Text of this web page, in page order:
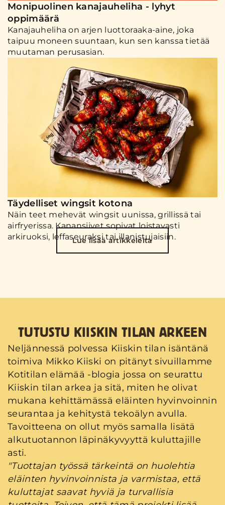
Monipuolinen kanajauheliha - lyhyt
oppimäärä
Kanajauheliha on arjen luottoraaka-aine, joka
taipuu moneen suuntaan, kun sen kanssa tietää
muutaman perusasian.
Täydelliset wingsit kotona
Näin teet mehevät wingsit uunissa, grillissä tai
airfryerissa. Kanansiivet sopivat loistavasti
arkiruoksi, leffaseuraksi tai illanistujaisiin.
Lue lisää artikkeleita
TUTUSTU KIISKIN TILAN ARKEEN
Neljännessä polvessa Kiiskin tilan isäntänä
toimiva Mikko Kiiski on pitänyt sivuillamme
Kotitilan elämää -blogia jossa on seurattu
Kiiskin tilan arkea ja sitä, miten he olivat
mukana kehittämässä eläinten hyvinvoinnin
seurantaa ja kehitystä tekoälyn avulla.
Tavoitteena on ollut myös samalla lisätä
alkutuotannon läpinäkyvyyttä kuluttajille
asti.
"Tuottajan työssä tärkeintä on huolehtia
eläinten hyvinvoinnista ja varmistaa, että
kuluttajat saavat hyviä ja turvallisia